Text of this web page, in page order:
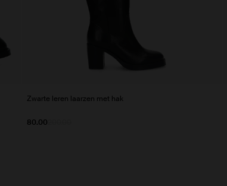
Zwarte leren laarzen met hak
80.00